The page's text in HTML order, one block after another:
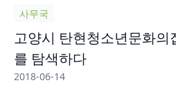
사무국
고양시 탄현청소년문화의
를 탐색하다
2018-06-14